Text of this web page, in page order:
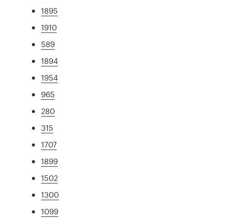
1895
1910
589
1894
1954
965
280
315
1707
1899
1502
1300
1099